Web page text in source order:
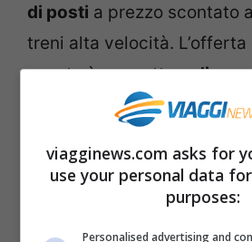
di posti a prezzo scontato
treni alta velocità.
sconto è soggetta a
con altre
Per acquistare i biglietti a
viagginews.com asks for
use your personal data
purposes:
Personalised advertising and